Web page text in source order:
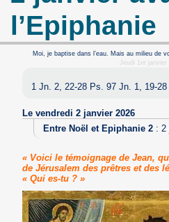
l’Epiphanie
Moi, je baptise dans l’eau. Mais au milieu de
Jeudi 1er janvier
1 Jn. 2, 22-28 Ps. 97 Jn. 1, 19-28
Le vendredi 2 janvier 2026
Entre Noël et Epiphanie 2: 2
« Voici le témoignage de Jean,
de Jérusalem des prêtres et des
« Qui es-tu ? »